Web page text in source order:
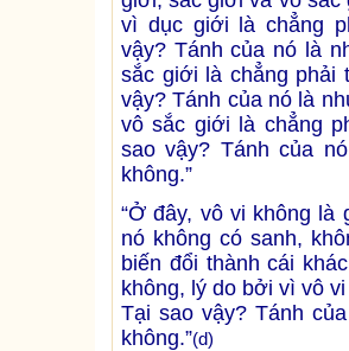
vì dục giới là chẳng
vậy? Tánh của nó là
sắc giới là chẳng phải
vậy? Tánh của nó là
vô sắc giới là chẳng
sao vậy? Tánh của
không.”
“Ở đây, vô vi không
nó không có sanh,
biến đổi thành cái
không, lý do bởi vì vô
Tại sao vậy? Tánh
không.”(d)